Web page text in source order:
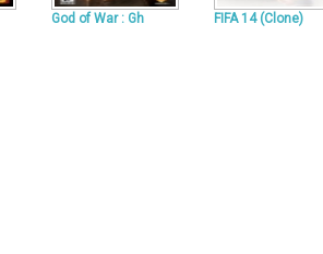
God of War : Gh FIFA 14 (Clone)